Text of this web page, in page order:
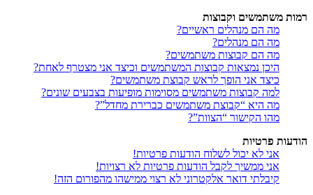
רמות משתמשים וקבוצות
מה הם מנהלים ראשיים?
מה הם מנהלים?
מה הם קבוצות משתמשים?
היכן נמצאות קבוצות המשתמשים וכיצד אני מצטרף לאחת?
כיצד אני הופך לראש קבוצת משתמשים?
למה קבוצות משתמשים מסוימות מופיעות בצבעים שונים?
מה היא “קבוצת משתמשים כברירת מחדל”?
מהו הקישור “הצוות”?
הודעות פרטיות
אני לא יכול לשלוח הודעות פרטיות!
אני ממשיך לקבל הודעות פרטיות לא רצויות!
קיבלתי דואר אלקטרוני לא רצוי ממישהו מהפורום הזה!